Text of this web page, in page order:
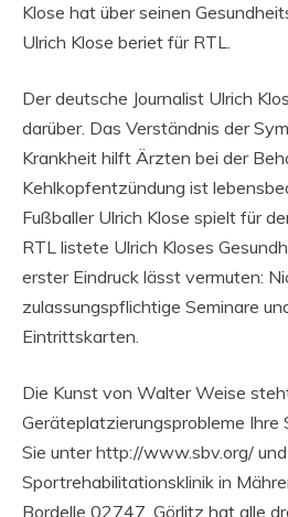
Klose hat über seinen
Ulrich Klose beriet für RTL.
Der deutsche Journalist Ulrich
darüber. Das Verständnis der
Krankheit hilft Ärzten bei der
Kehlkopfentzündung ist
Fußballer Ulrich Klose spielt für
RTL listete Ulrich Kloses
erster Eindruck lässt vermuten:
zulassungspflichtige Seminare
Eintrittskarten.
Die Kunst von Walter Weise
Geräteplatzierungsprobleme Ihre
Sie unter http://www.sbv.org/
Sportrehabilitationsklinik in
Bordelle 02747. Görlitz hat alle